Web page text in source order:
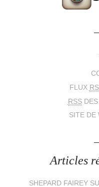
FLUX
RSSDES
SITE DE
Articles
SHEPARD FAIREY